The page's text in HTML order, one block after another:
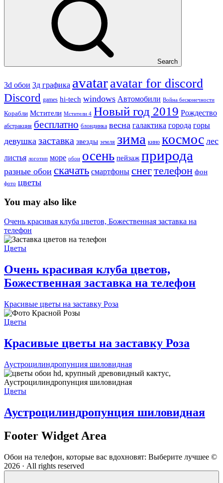
Search
3d обои 3д графика avataravatar for discord
Discord games hi-tech windows Автомобили Война бесконечности
Корабли Мстители Мстители 4 Новый год 2019 Рождество
абстракция бесплатно блондинка весна галактика города горы
девушка заставка звезды земля зима кино космос лес
листья логотип море обои осень пейзаж природа
разные обои скачать смартфоны снегтелефон фон
фото цветы
You may also like
Очень красивая клуба цветов, Божественная заставка на
телефон
Цветы
Очень красивая клуба цветов,
Божественная заставка на телефон
Красивые цветы на заставку Роза
Цветы
Красивые цветы на заставку Роза
Аустроцилиндропунция шиловидная
Цветы
Аустроцилиндропунция шиловидная
Footer Widget Area
Обои на телефон, которые вас вдохновят: Выберите лучшее ©
2026 · All rights reserved